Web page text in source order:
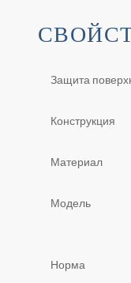
Защита
Конструкция
Материал
Модель
Норма